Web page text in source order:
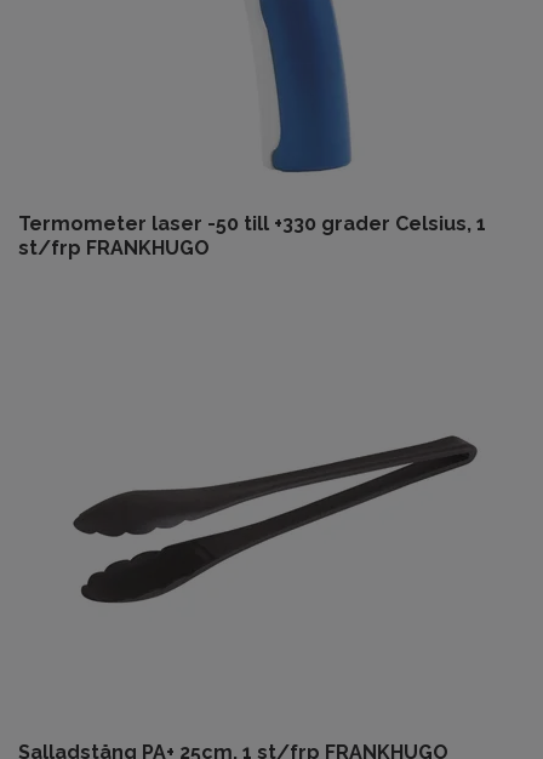
Termometer laser -50 till +330 grader Celsius, 1
st/frp FRANKHUGO
Salladstång PA+ 25cm, 1 st/frp FRANKHUGO